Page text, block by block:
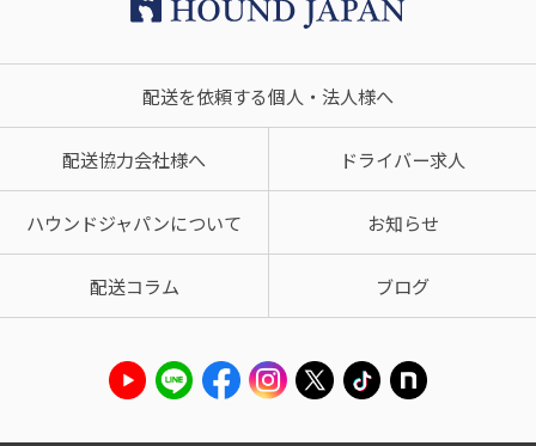
配送を依頼する個人・法人様へ
配送協力会社様へ ドライバー求人
ハウンドジャパンについて お知らせ
配送コラム ブログ